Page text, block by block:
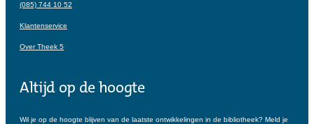
(085) 744 10 52
Klantenservice
Over Theek 5
Altijd op de hoogte
Wil je op de hoogte blijven van de laatste ontwikkelingen in de bibliotheek? Meld je